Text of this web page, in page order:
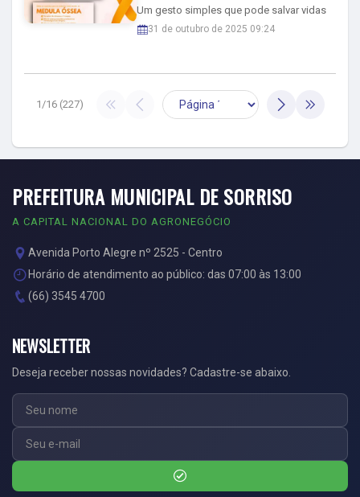
Um gesto simples que pode salvar vidas
31 de outubro de 2025 09:24
1/16 (227)
PREFEITURA MUNICIPAL DE SORRISO
A CAPITAL NACIONAL DO AGRONEGÓCIO
Avenida Porto Alegre nº 2525 - Centro
Horário de atendimento ao público: das 07:00 às 13:00
(66) 3545 4700
NEWSLETTER
Deseja receber nossas novidades? Cadastre-se abaixo.